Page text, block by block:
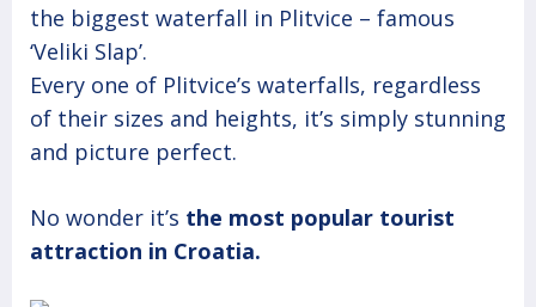
the biggest waterfall in Plitvice – famous
‘Veliki Slap’.
Every one of Plitvice’s waterfalls, regardless
of their sizes and heights, it’s simply stunning
and picture perfect.
No wonder it’s the most popular tourist
attraction in Croatia.